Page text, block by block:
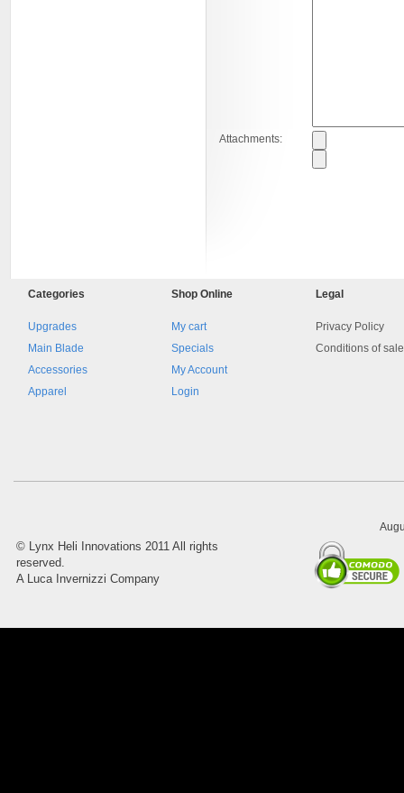
Attachments:
Categories
Upgrades
Main Blade
Accessories
Apparel
Shop Online
My cart
Specials
My Account
Login
Legal
Privacy Policy
Conditions of
© Lynx Heli Innovations 2011 All rights
reserved.
A Luca Invernizzi Company